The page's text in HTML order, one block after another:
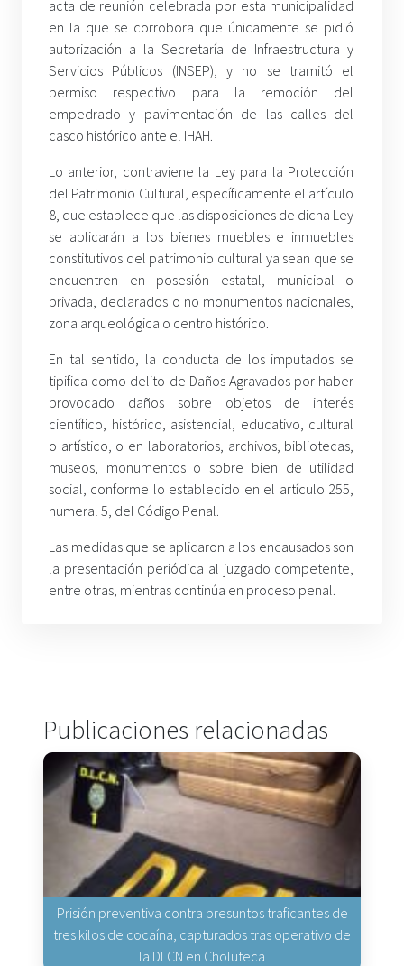
acta de reunión celebrada por esta municipalidad
en la que se corrobora que únicamente se pidió
autorización a la Secretaría de Infraestructura y
Servicios Públicos (INSEP), y no se tramitó el
permiso respectivo para la remoción del
empedrado y pavimentación de las calles del
casco histórico ante el IHAH.
Lo anterior, contraviene la Ley para la Protección
del Patrimonio Cultural, específicamente el artículo
8, que establece que las disposiciones de dicha Ley
se aplicarán a los bienes muebles e inmuebles
constitutivos del patrimonio cultural ya sean que se
encuentren en posesión estatal, municipal o
privada, declarados o no monumentos nacionales,
zona arqueológica o centro histórico.
En tal sentido, la conducta de los imputados se
tipifica como delito de Daños Agravados por haber
provocado daños sobre objetos de interés
científico, histórico, asistencial, educativo, cultural
o artístico, o en laboratorios, archivos, bibliotecas,
museos, monumentos o sobre bien de utilidad
social, conforme lo establecido en el artículo 255,
numeral 5, del Código Penal.
Las medidas que se aplicaron a los encausados son
la presentación periódica al juzgado competente,
entre otras, mientras continúa en proceso penal.
Publicaciones relacionadas
Prisión preventiva contra presuntos traficantes de
tres kilos de cocaína, capturados tras operativo de
la DLCN en Choluteca